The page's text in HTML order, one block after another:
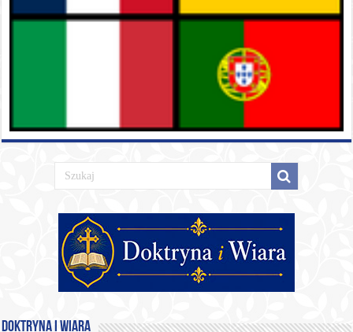
Doktryna i Wiara